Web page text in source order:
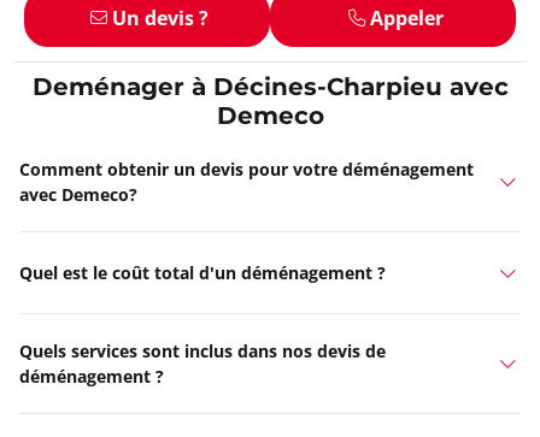
Un devis ? Appeler
Deménager à Décines-Charpieu avec
Demeco
Comment obtenir un devis pour votre déménagement
avec Demeco?
Quel est le coût total d'un déménagement ?
Quels services sont inclus dans nos devis de
déménagement ?